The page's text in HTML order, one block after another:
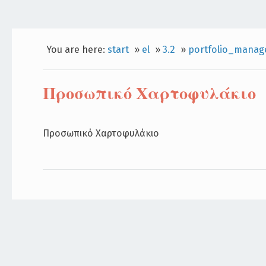
You are here: start » el » 3.2 »
Προσωπικό Χαρτοφυλάκιο
Προσωπικό Χαρτοφυλάκιο